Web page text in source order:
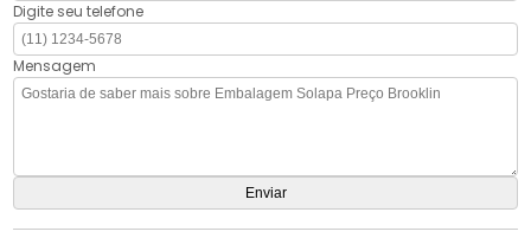
Digite seu telefone
Mensagem